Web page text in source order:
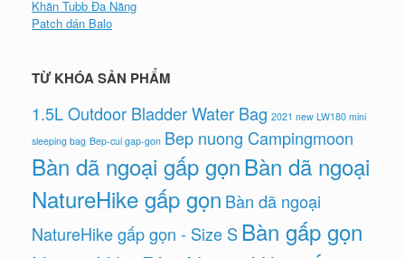
Khăn Tubb Đa Năng
Patch dán Balo
TỪ KHÓA SẢN PHẨM
1.5L Outdoor Bladder Water Bag 2021 new LW180 mini
sleeping bag Bep-cui gap-gon Bep nuong Campingmoon
Bàn dã ngoại gấp gọnBàn dã ngoại
NatureHike gấp gọn Bàn dã ngoại
NatureHike gấp gọn - Size SBàn gấp gọn